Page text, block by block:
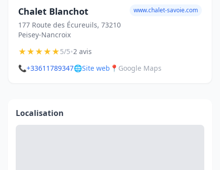
Chalet Blanchot
177 Route des Écureuils, 73210
Peisey-Nancroix
www.chalet-savoie.com
★★★★★5/5•2 avis
📞+33611789347🌐Site web 📍 Google Maps
Localisation